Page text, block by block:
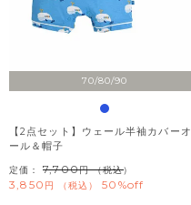
70/80/90
【2点セット】ウェール半袖カバーオ
ール＆帽子
定価： 7,700 （税込）
3,850 税込 50%off